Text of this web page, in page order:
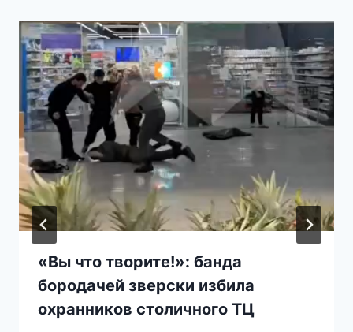
«Вы что творите!»: банда
бородачей зверски избила
охранников столичного ТЦ